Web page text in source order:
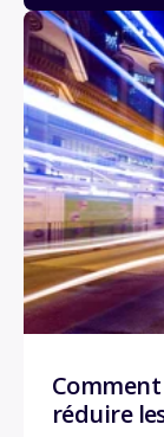
réduire